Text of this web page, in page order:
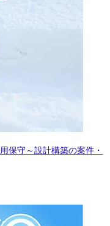
保守～設計構築の案件・